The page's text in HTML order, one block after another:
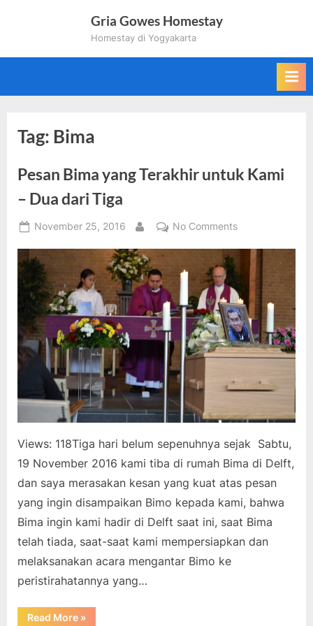
Gria Gowes Homestay
Homestay di Yogyakarta
Tag: Bima
Pesan Bima yang Terakhir untuk Kami
– Dua dari Tiga
Posted
November 25, 2016
By
No Commentson
Bima
yang
Terakhir
untuk
Kami
–
Dua
Tiga
Views: 118Tiga hari belum sepenuhnya sejak Sabtu,
19 November 2016 kami tiba di rumah Bima di Delft,
dan saya merasakan kesan yang kuat atas pesan
yang ingin disampaikan Bimo kepada kami, bahwa
Bima ingin kami hadir di Delft saat ini, saat Bima
telah tiada, saat-saat kami mempersiapkan dan
melaksanakan acara mengantar Bimo ke
peristirahatannya yang…
Read More“Pesan
»